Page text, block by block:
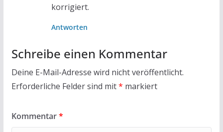
korrigiert.
Antworten
Schreibe einen Kommentar
Deine E-Mail-Adresse wird nicht veröffentlicht.
Erforderliche Felder sind mit* markiert
Kommentar*